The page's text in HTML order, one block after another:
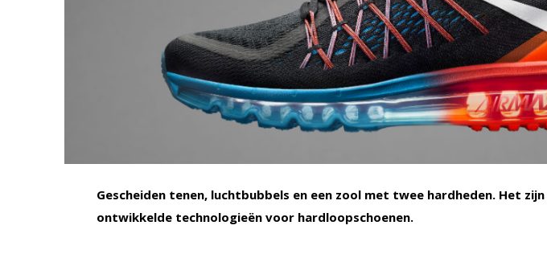
Gescheiden tenen, luchtbubbels en een zool met twee hardheden. Het
ontwikkelde technologieën voor hardloopschoenen.